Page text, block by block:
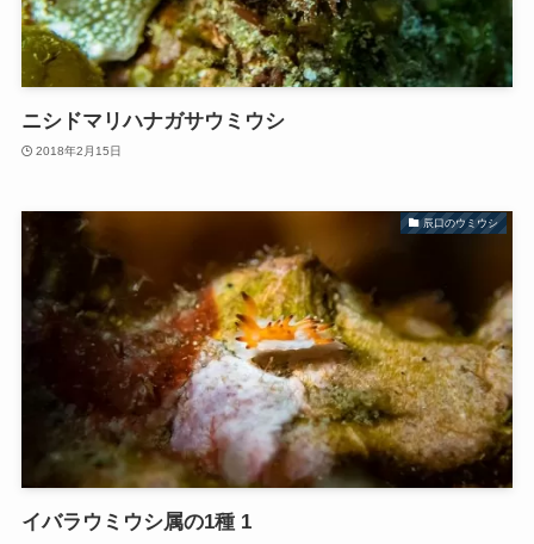
ニシドマリハナガサウミウシ
2018年2月15日
辰口のウミウシ
イバラウミウシ属の1種 1